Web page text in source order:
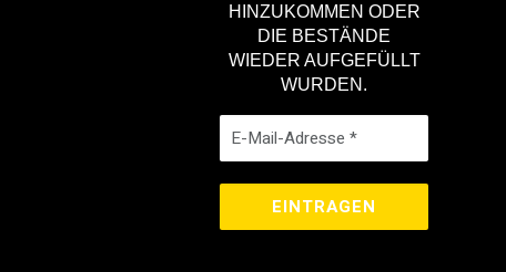
HINZUKOMMEN ODER
DIE BESTÄNDE
WIEDER AUFGEFÜLLT
WURDEN.